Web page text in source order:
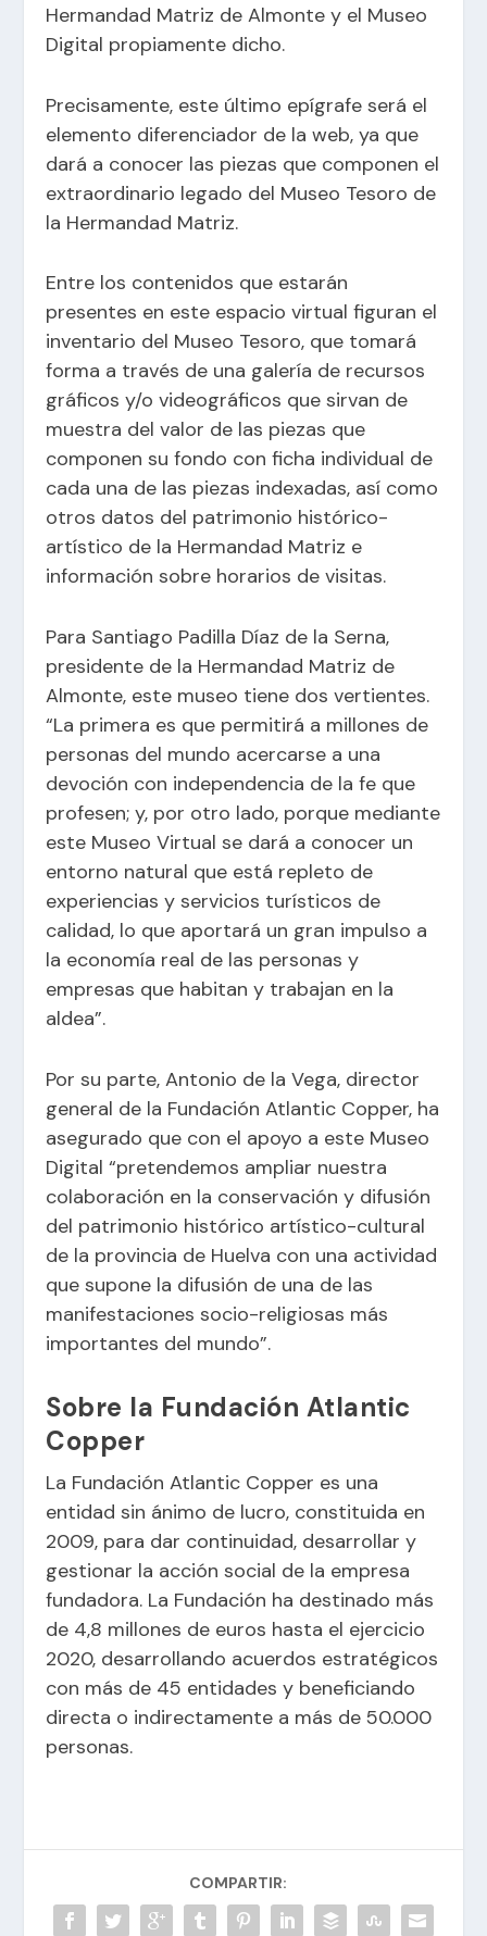
Hermandad Matriz de Almonte y el Museo
Digital propiamente dicho.
Precisamente, este último epígrafe será el
elemento diferenciador de la web, ya que
dará a conocer las piezas que componen el
extraordinario legado del Museo Tesoro de
la Hermandad Matriz.
Entre los contenidos que estarán
presentes en este espacio virtual figuran el
inventario del Museo Tesoro, que tomará
forma a través de una galería de recursos
gráficos y/o videográficos que sirvan de
muestra del valor de las piezas que
componen su fondo con ficha individual de
cada una de las piezas indexadas, así como
otros datos del patrimonio histórico-
artístico de la Hermandad Matriz e
información sobre horarios de visitas.
Para Santiago Padilla Díaz de la Serna,
presidente de la Hermandad Matriz de
Almonte, este museo tiene dos vertientes.
“La primera es que permitirá a millones de
personas del mundo acercarse a una
devoción con independencia de la fe que
profesen; y, por otro lado, porque mediante
este Museo Virtual se dará a conocer un
entorno natural que está repleto de
experiencias y servicios turísticos de
calidad, lo que aportará un gran impulso a
la economía real de las personas y
empresas que habitan y trabajan en la
aldea”.
Por su parte, Antonio de la Vega, director
general de la Fundación Atlantic Copper, ha
asegurado que con el apoyo a este Museo
Digital “pretendemos ampliar nuestra
colaboración en la conservación y difusión
del patrimonio histórico artístico-cultural
de la provincia de Huelva con una actividad
que supone la difusión de una de las
manifestaciones socio-religiosas más
importantes del mundo”.
Sobre la Fundación Atlantic
Copper
La Fundación Atlantic Copper es una
entidad sin ánimo de lucro, constituida en
2009, para dar continuidad, desarrollar y
gestionar la acción social de la empresa
fundadora. La Fundación ha destinado más
de 4,8 millones de euros hasta el ejercicio
2020, desarrollando acuerdos estratégicos
con más de 45 entidades y beneficiando
directa o indirectamente a más de 50.000
personas.
COMPARTIR: